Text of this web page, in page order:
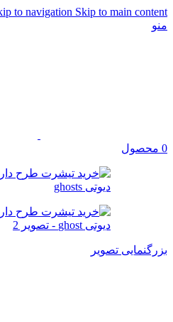
to navigation Skip to main content
منو
0 محصول
بزرگنمایی تصویر